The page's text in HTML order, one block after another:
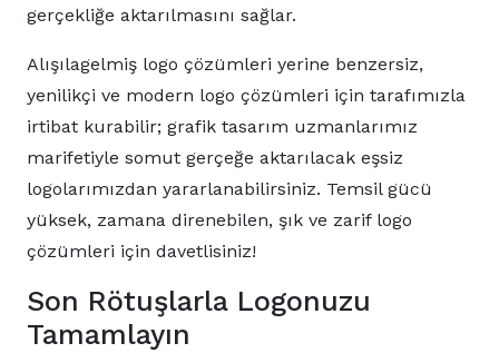
gerçekliğe aktarılmasını sağlar.
Alışılagelmiş logo çözümleri yerine benzersiz,
yenilikçi ve modern logo çözümleri için tarafımızla
irtibat kurabilir; grafik tasarım uzmanlarımız
marifetiyle somut gerçeğe aktarılacak eşsiz
logolarımızdan yararlanabilirsiniz. Temsil gücü
yüksek, zamana direnebilen, şık ve zarif logo
çözümleri için davetlisiniz!
Son Rötuşlarla Logonuzu
Tamamlayın